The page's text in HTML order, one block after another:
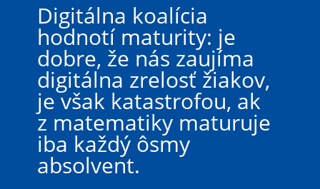
Digitálna koalícia
hodnotí maturity: je
dobre, že nás zaujíma
digitálna zrelosť žiakov,
je však katastrofou, ak
z matematiky maturuje
iba každý ôsmy
absolvent.